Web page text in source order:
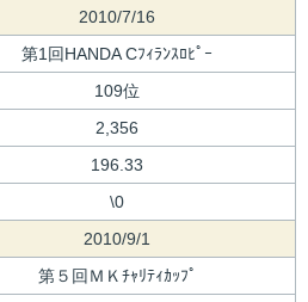
2010/7/16
第1回HANDA Cﾌｨﾗﾝｽﾛﾋﾟｰ
109位
2,356
196.33
\0
2010/9/1
第５回ＭＫﾁｬﾘﾃｨｶｯﾌﾟ